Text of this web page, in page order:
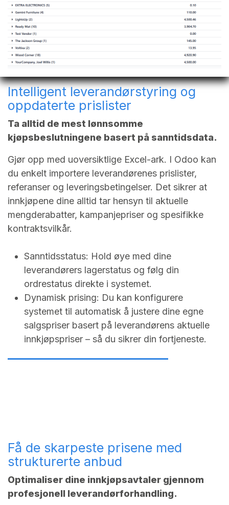
Intelligent leverandørstyring og
oppdaterte prislister
Ta alltid de mest lønnsomme
kjøpsbeslutningene basert på sanntidsdata.
Gjør opp med uoversiktlige Excel-ark. I Odoo kan
du enkelt importere leverandørenes prislister,
referanser og leveringsbetingelser. Det sikrer at
innkjøpene dine alltid tar hensyn til aktuelle
mengderabatter, kampanjepriser og spesifikke
kontraktsvilkår.
Sanntidsstatus: Hold øye med dine
leverandørers lagerstatus og følg din
ordrestatus direkte i systemet.
Dynamisk prising: Du kan konfigurere
systemet til automatisk å justere dine egne
salgspriser basert på leverandørens aktuelle
innkjøpspriser – så du sikrer din fortjeneste.
Få de skarpeste prisene med
strukturerte anbud
Optimaliser dine innkjøpsavtaler gjennom
profesjonell leverandørforhandling.